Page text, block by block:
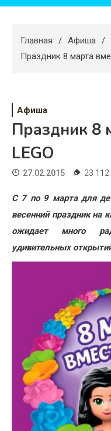
Худеем
Свадьба
Жизнь
Хобби
Красота
Недвижимость
Главная
Афиша
Праздник 8 марта
Афиша
Праздник 8
LEGO
27.02.2015 23 112
С 7 по 9 марта для
весенний праздник на
ожидает много
удивительных